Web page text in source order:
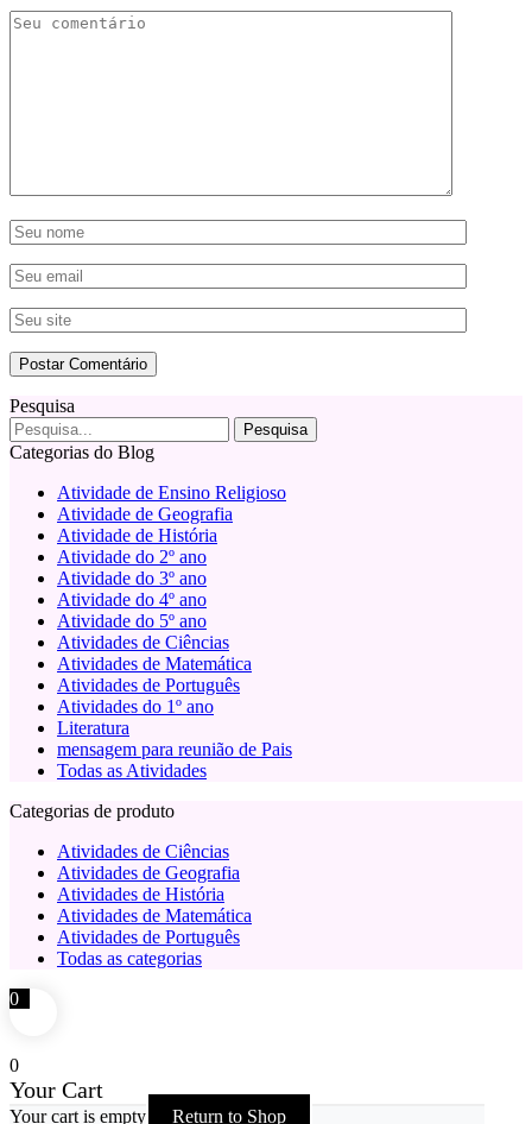
Pesquisa
Categorias do Blog
Atividade de Ensino Religioso
Atividade de Geografia
Atividade de História
Atividade do 2º ano
Atividade do 3º ano
Atividade do 4º ano
Atividade do 5º ano
Atividades de Ciências
Atividades de Matemática
Atividades de Português
Atividades do 1º ano
Literatura
mensagem para reunião de Pais
Todas as Atividades
Categorias de produto
Atividades de Ciências
Atividades de Geografia
Atividades de História
Atividades de Matemática
Atividades de Português
Todas as categorias
0
0
Your Cart
Your cart is empty
Return to Shop